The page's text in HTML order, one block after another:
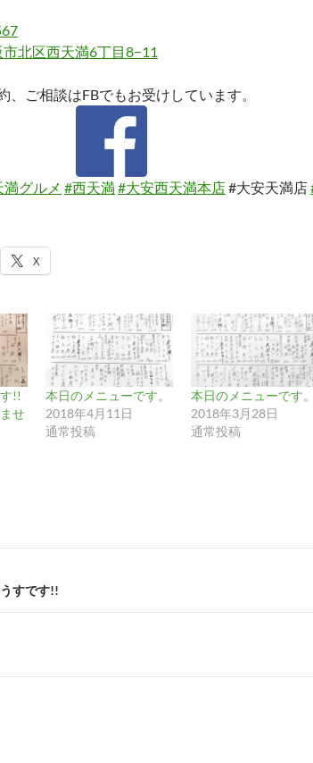
北区西天満6丁目8−11
、ご相談はFBでもお受けしています。
満グルメ #西天満#大安西天満本店#大安天満店
X
!!
せ
本日のメニューです。
2018年4月11日
通常投稿
本日のメニューです。
2018年3月28日
通常投稿
すです!!